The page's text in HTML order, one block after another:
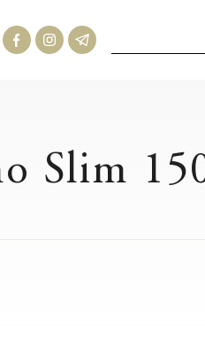
Slim